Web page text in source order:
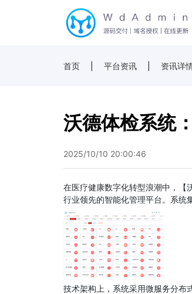
首页 平台资讯 资讯详
沃德体检系统
2025/10/10 20:00:46
在医疗健康数字化转型浪潮中，
行业领先的智能化管理平台。系统
技术架构上，系统采用微服务分布